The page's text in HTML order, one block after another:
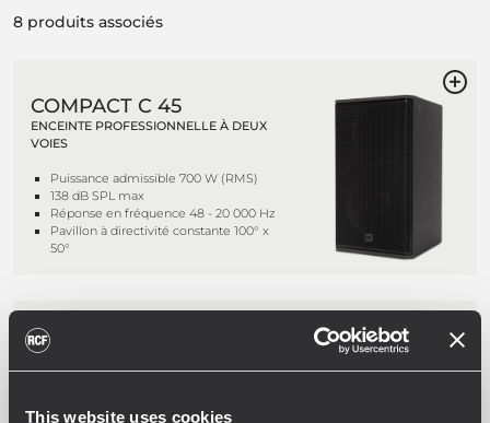
This website uses cookies
8 produits associés
COMPACT C 45
ENCEINTE PROFESSIONNELLE À DEUX
VOIES
Puissance admissible 700 W (RMS)
138 dB SPL max
Réponse en fréquence 48 - 20 000 Hz
Pavillon à directivité constante 100° x
50°
COMPACT C 45 WP
Puissance admissible 700 W (RMS)